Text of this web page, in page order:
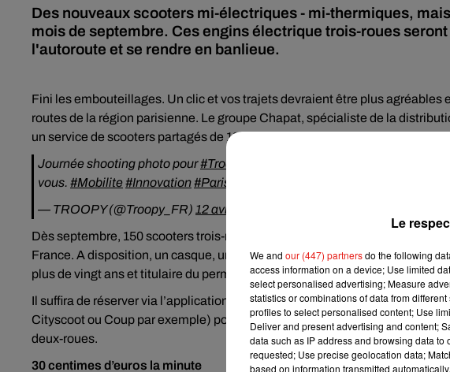
Des nouveaux scooters mi-électriques - mi-thermiques,
mois de septembre. Ces engins électrique trois-roues
l'autoroute et se rendre en banlieue.
Fini les embouteillages. Un clic et vos trajets devraient être plus agréables
routes de la région parisienne. Le groupe Chapat, spécialiste de la
un service de scooters partagés de 125 cm3 dans la capitale.
Journée shooting photo pour#Troopy
. Nos scooters 3 roues 125 cm³ à
vous. #Mobilite#Innovation#Paris
— TROOPY (@Troopy_FR) 12 avril 2018
Dès septembre, 150 scooters trois-roues seront déployés dans un premier
France. A disposition, un casque, un top-case et un support pour fixer son
plus de vingt ans et titulaire du permis A ou B, avec la formation 7 heures
Il suffira de réserver via l’application (comme c’est déjà le cas dans la
Cityscoot ou Coup par exemple) pour emprunter l’un des scooters et le
deux-roues.
30 centimes d’euros la minute
Le
We and our (447) partnersdo the following
access information on a device; Use limited
select personalised advertising; Measure
statistics or combinations of data from
profiles to select personalised content; Use
Deliver and present advertising and content;
data such as IP address and browsing data
requested; Use precise geolocation data;
based on information transmitted automatically.